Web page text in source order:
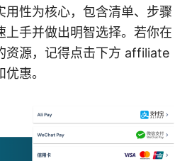
用性为核心，包含清单、步骤
上手并做出明智选择。若你在
资源，记得点击下方 affiliate
惠。